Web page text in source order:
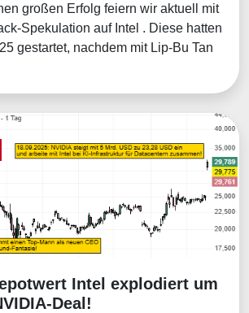
großen Erfolg feiern wir aktuell mit
Spekulation auf Intel . Diese hatten
gestartet, nachdem mit Lip-Bu Tan
Intel explodiert um
Deal!